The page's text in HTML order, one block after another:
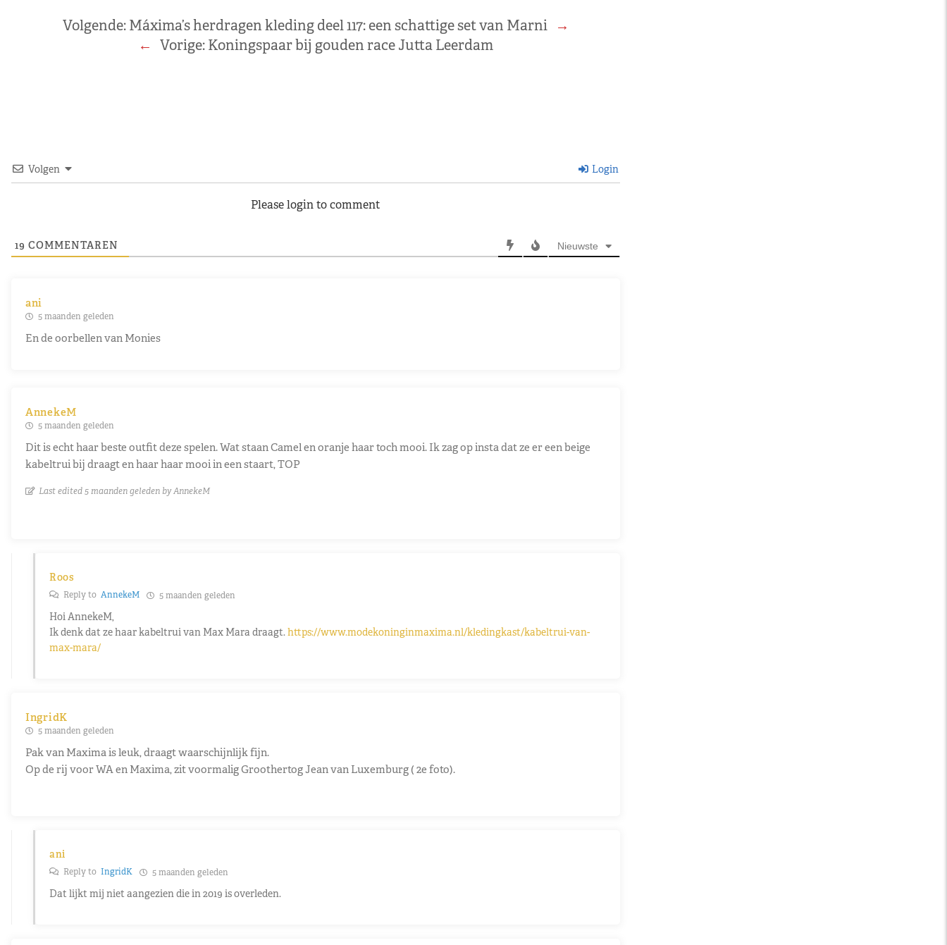
Volgende: Máxima’s herdragen kleding deel 117: een schattige set van Marni
→
← Vorige: Koningspaar bij gouden race Jutta Leerdam
Volgen Login
Please login to comment
19 COMMENTAREN Nieuwste
ani
5 maanden geleden
En de oorbellen van Monies
AnnekeM
5 maanden geleden
Dit is echt haar beste outfit deze spelen. Wat staan Camel en oranje haar toch mooi. Ik zag op insta dat ze er een beige
kabeltrui bij draagt en haar haar mooi in een staart, TOP
Last edited 5 maanden geleden by AnnekeM
Roos
Reply to AnnekeM 5 maanden geleden
Hoi AnnekeM,
Ik denk dat ze haar kabeltrui van Max Mara draagt.https://www.modekoninginmaxima.nl/kledingkast/kabeltrui-van-
max-mara/
IngridK
5 maanden geleden
Pak van Maxima is leuk, draagt waarschijnlijk fijn.
Op de rij voor WA en Maxima, zit voormalig Groothertog Jean van Luxemburg ( 2e foto).
ani
Reply to IngridK 5 maanden geleden
Dat lijkt mij niet aangezien die in 2019 is overleden.